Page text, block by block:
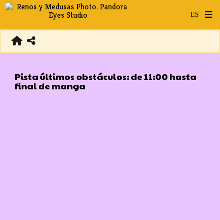
Pista últimos obstáculos: de 11:00 hasta
final de manga